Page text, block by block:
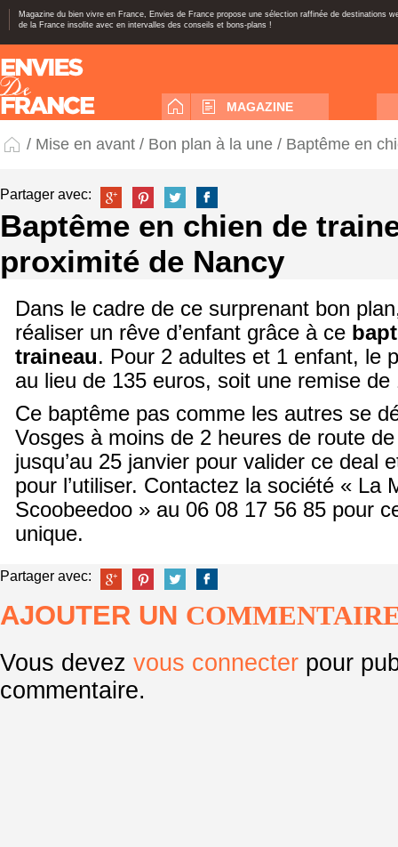
Magazine du bien vivre en France, Envies de France propose une sélection raffinée de destinations
de la France insolite avec en intervalles des conseils et bons-plans !
MAGAZINE
/ Mise en avant / Bon plan à la une / Baptême en
Partager avec:
Baptême en chien de
proximité de Nancy
Dans le cadre de ce surprenant bon
réaliser un rêve d’enfant grâce à ce
traineau. Pour 2 adultes et 1 enfant, le
au lieu de 135 euros, soit une remise de
Ce baptême pas comme les autres se
Vosges à moins de 2 heures de route
jusqu’au 25 janvier pour valider ce deal
pour l’utiliser. Contactez la société « La
Scoobeedoo » au 06 08 17 56 85 pour
unique.
Partager avec:
AJOUTER UN
Vous devez vous connecter pour
commentaire.